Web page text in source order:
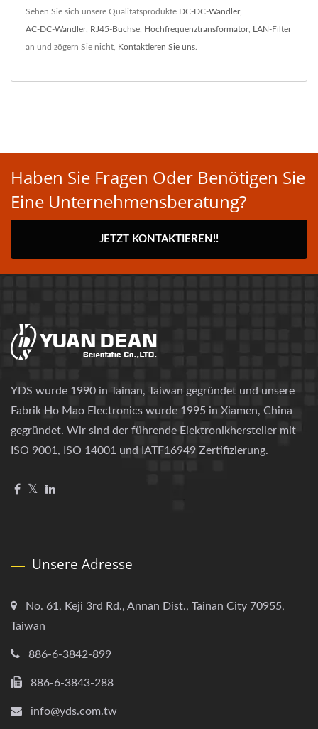
Sehen Sie sich unsere Qualitätsprodukte DC-DC-Wandler,
AC-DC-Wandler, RJ45-Buchse Hochfrequenztransformator, LAN-Filter
an und zögern Sie nicht, Kontaktieren Sie uns
Haben Sie Fragen Oder Benötigen Sie
Eine Unternehmensberatung?
JETZT KONTAKTIEREN!!
YDS wurde 1990 in Tainan, Taiwan gegründet und unsere
Fabrik Ho Mao Electronics wurde 1995 in Xiamen, China
gegründet. Wir sind der führende Elektronikhersteller mit
ISO 9001, ISO 14001 und IATF16949 Zertifizierung.
Unsere Adresse
No. 61, Keji 3rd Rd., Annan Dist., Tainan City 70955,
Taiwan
886-6-3842-899
886-6-3843-288
info@yds.com.tw